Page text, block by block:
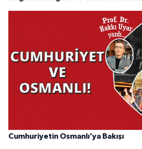
Cumhuriyetin Osmanlı’ya Bakışı